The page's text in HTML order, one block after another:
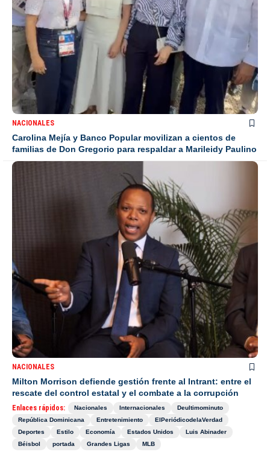
NACIONALES
Carolina Mejía y Banco Popular movilizan a cientos de
familias de Don Gregorio para respaldar a Marileidy Paulino
NACIONALES
Milton Morrison defiende gestión frente al Intrant: entre el
rescate del control estatal y el combate a la corrupción
Enlaces rápidos: Nacionales Internacionales
Deultimominuto
República Dominicana
Entretenimiento
ElPeriódicodelaVerdad
Deportes
Estilo Economía Estados Unidos
Luis Abinader
Béisbol
portada Grandes Ligas MLB